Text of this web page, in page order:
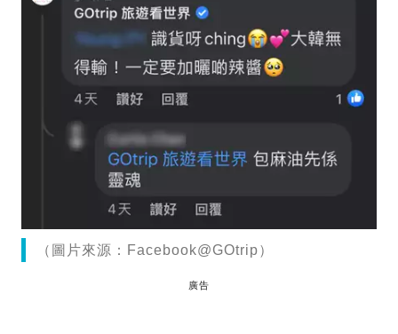
（圖片來源：Facebook@GOtrip）
廣告